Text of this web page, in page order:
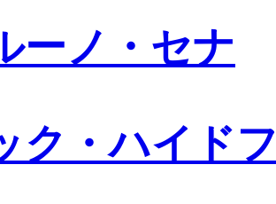
ーノ・セナ
ク・ハイド